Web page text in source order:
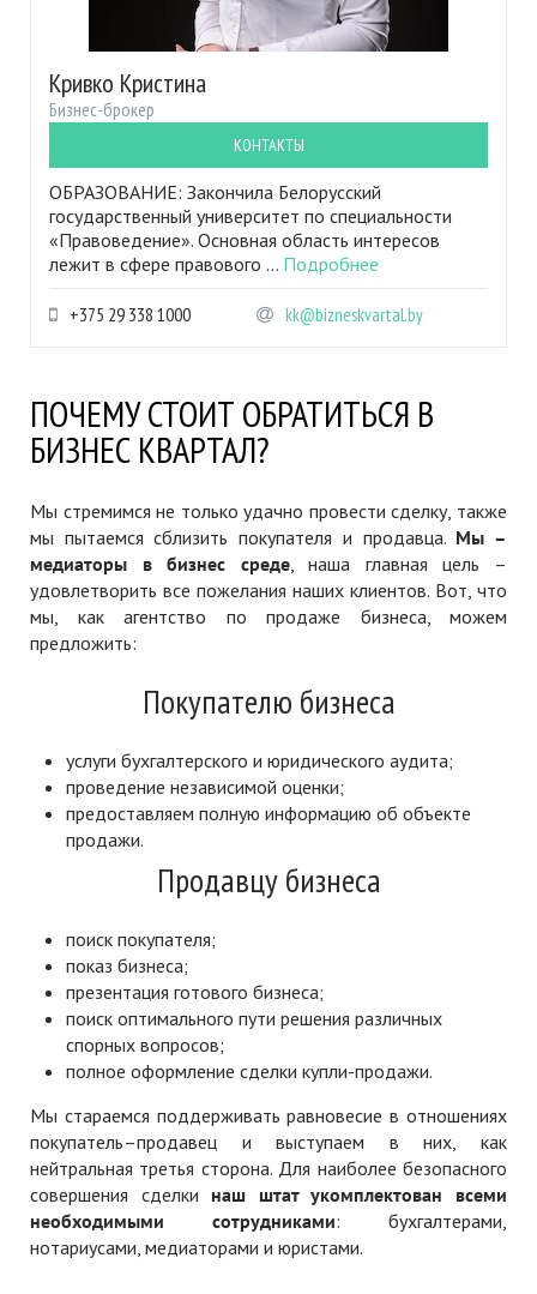
Кривко Кристина
Бизнес-брокер
КОНТАКТЫ
ОБРАЗОВАНИЕ: Закончила Белорусский
государственный университет по специальности
«Правоведение». Основная область интересов
лежит в сфере правового ... Подробнее
+375 29 338 1000 kk@bizneskvartal.by
ПОЧЕМУ СТОИТ ОБРАТИТЬСЯ В
БИЗНЕС КВАРТАЛ?
Мы стремимся не только удачно провести сделку, также
мы пытаемся сблизить покупателя и продавца. Мы –
медиаторы в бизнес среде, наша главная цель –
удовлетворить все пожелания наших клиентов. Вот, что
мы, как агентство по продаже бизнеса, можем
предложить:
Покупателю бизнеса
услуги бухгалтерского и юридического аудита;
проведение независимой оценки;
предоставляем полную информацию об объекте
продажи.
Продавцу бизнеса
поиск покупателя;
показ бизнеса;
презентация готового бизнеса;
поиск оптимального пути решения различных
спорных вопросов;
полное оформление сделки купли-продажи.
Мы стараемся поддерживать равновесие в отношениях
покупатель–продавец и выступаем в них, как
нейтральная третья сторона. Для наиболее безопасного
совершения сделки наш штат укомплектован всеми
необходимыми сотрудниками: бухгалтерами,
нотариусами, медиаторами и юристами.